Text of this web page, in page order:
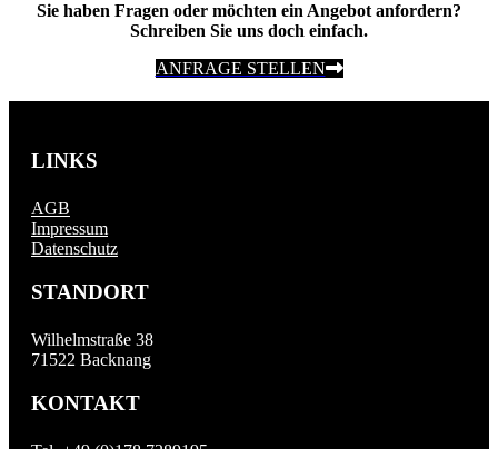
Sie haben Fragen oder möchten ein Angebot anfordern?
Schreiben Sie uns doch einfach.
ANFRAGE STELLEN
LINKS
AGB
Impressum
Datenschutz
STANDORT
Wilhelmstraße 38
71522 Backnang
KONTAKT